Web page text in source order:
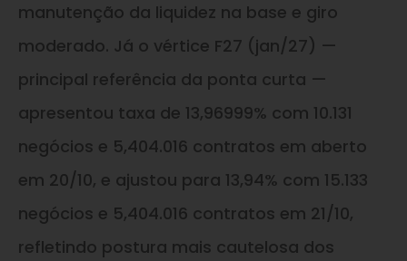
manutenção da liquidez na base e giro
moderado. Já o vértice F27 (jan/27) —
principal referência da ponta curta —
apresentou taxa de 13,96999% com 10.131
negócios e 5,404.016 contratos em aberto
em 20/10, e ajustou para 13,94% com 15.133
negócios e 5,404.016 contratos em 21/10,
refletindo postura mais cautelosa dos